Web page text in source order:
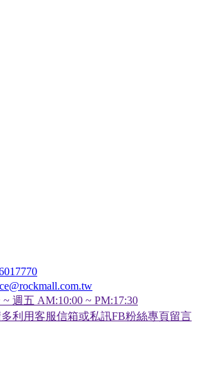
週五 AM:10:00 ~ PM:17:30
利用客服信箱或私訊FB粉絲專頁留言